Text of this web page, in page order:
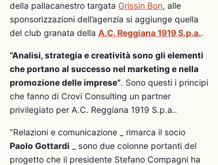
della pallacanestro targata Grissin Bon, alle
sponsorizzazioni dell’agenzia si aggiunge quella
del club granata della A.C. Reggiana 1919 S.p.a..
“Analisi, strategia e creatività sono gli elementi
che portano al successo nel marketing e nella
promozione delle imprese”. Sono questi i principi
che fanno di Crovi Consulting un partner
privilegiato per A.C. Reggiana 1919 S.p.a..
“Relazioni e comunicazione _ rimarca il socio
Paolo Gottardi _ sono due colonne portanti del
progetto che il presidente Stefano Compagni ha